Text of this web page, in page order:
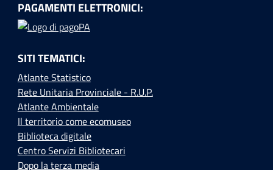
PAGAMENTI ELETTRONICI:
SITI TEMATICI:
Atlante Statistico
Rete Unitaria Provinciale - R.U.P.
Atlante Ambientale
Il territorio come ecomuseo
Biblioteca digitale
Centro Servizi Bibliotecari
Dopo la terza media